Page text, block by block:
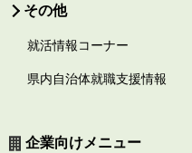
その他
就活情報コーナー
県内自治体就職支援情報
企業向けメニュー